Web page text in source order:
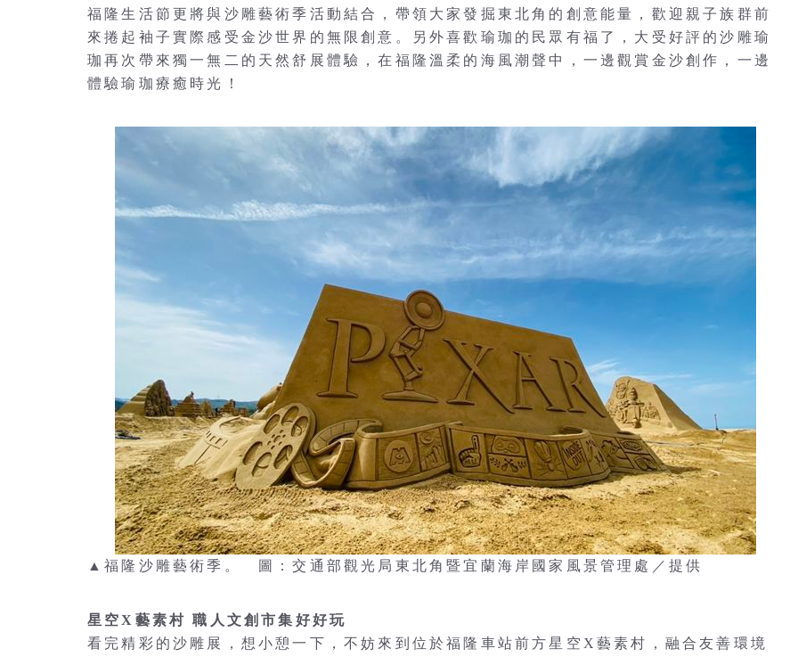
福隆生活節更將與沙雕藝術季活動結合，帶領大家發掘東北角的創意能量，歡迎親子族群前
來捲起袖子實際感受金沙世界的無限創意。另外喜歡瑜珈的民眾有福了，大受好評的沙雕瑜
珈再次帶來獨一無二的天然舒展體驗，在福隆溫柔的海風潮聲中，一邊觀賞金沙創作，一邊
體驗瑜珈療癒時光！
▲福隆沙雕藝術季。 圖：交通部觀光局東北角暨宜蘭海岸國家風景管理處／提供
星空X藝素村 職人文創市集好好玩
看完精彩的沙雕展，想小憩一下，不妨來到位於福隆車站前方星空X藝素村，融合友善環境